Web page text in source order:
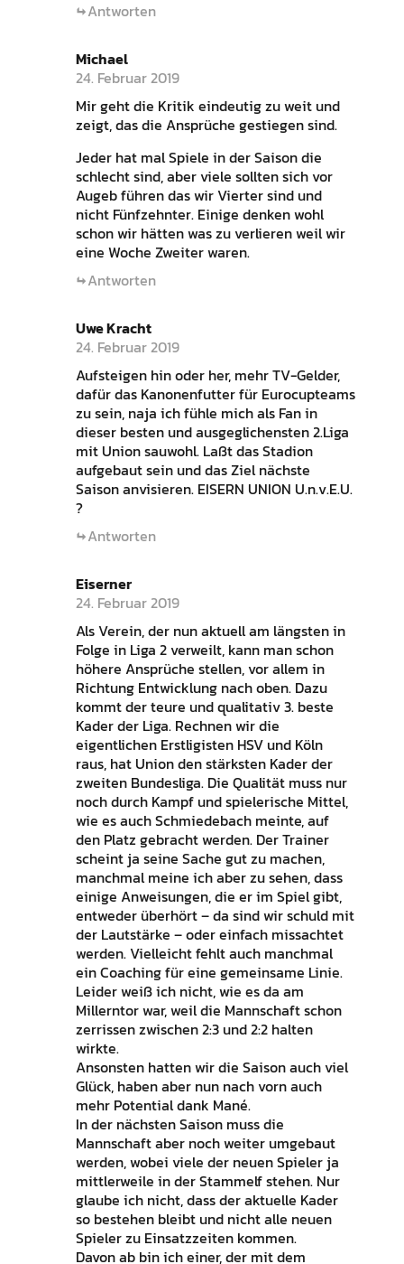
Antworten
Michael
24. Februar 2019
Mir geht die Kritik eindeutig zu weit und
zeigt, das die Ansprüche gestiegen sind.
Jeder hat mal Spiele in der Saison die
schlecht sind, aber viele sollten sich vor
Augeb führen das wir Vierter sind und
nicht Fünfzehnter. Einige denken wohl
schon wir hätten was zu verlieren weil wir
eine Woche Zweiter waren.
Antworten
Uwe Kracht
24. Februar 2019
Aufsteigen hin oder her, mehr TV-Gelder,
dafür das Kanonenfutter für Eurocupteams
zu sein, naja ich fühle mich als Fan in
dieser besten und ausgeglichensten 2.Liga
mit Union sauwohl. Laßt das Stadion
aufgebaut sein und das Ziel nächste
Saison anvisieren. EISERN UNION U.n.v.E.U.
?
Antworten
Eiserner
24. Februar 2019
Als Verein, der nun aktuell am längsten in
Folge in Liga 2 verweilt, kann man schon
höhere Ansprüche stellen, vor allem in
Richtung Entwicklung nach oben. Dazu
kommt der teure und qualitativ 3. beste
Kader der Liga. Rechnen wir die
eigentlichen Erstligisten HSV und Köln
raus, hat Union den stärksten Kader der
zweiten Bundesliga. Die Qualität muss nur
noch durch Kampf und spielerische Mittel,
wie es auch Schmiedebach meinte, auf
den Platz gebracht werden. Der Trainer
scheint ja seine Sache gut zu machen,
manchmal meine ich aber zu sehen, dass
einige Anweisungen, die er im Spiel gibt,
entweder überhört – da sind wir schuld mit
der Lautstärke – oder einfach missachtet
werden. Vielleicht fehlt auch manchmal
ein Coaching für eine gemeinsame Linie.
Leider weiß ich nicht, wie es da am
Millerntor war, weil die Mannschaft schon
zerrissen zwischen 2:3 und 2:2 halten
wirkte.
Ansonsten hatten wir die Saison auch viel
Glück, haben aber nun nach vorn auch
mehr Potential dank Mané.
In der nächsten Saison muss die
Mannschaft aber noch weiter umgebaut
werden, wobei viele der neuen Spieler ja
mittlerweile in der Stammelf stehen. Nur
glaube ich nicht, dass der aktuelle Kader
so bestehen bleibt und nicht alle neuen
Spieler zu Einsatzzeiten kommen.
Davon ab bin ich einer, der mit dem